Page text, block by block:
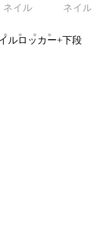
ルロッカー+下段